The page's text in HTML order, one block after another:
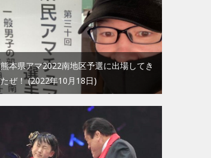
熊本県アマ2022南地区予選に出場してき
たぜ！ 2022年10月18日